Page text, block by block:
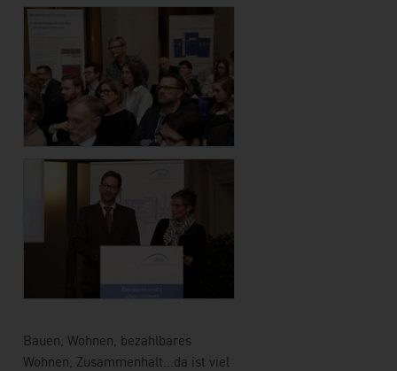
Bauen, Wohnen, bezahlbares
Wohnen, Zusammenhalt...da ist viel